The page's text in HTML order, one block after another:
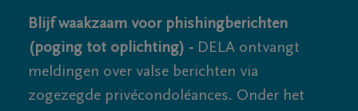
Blijf waakzaam voor phishingberichten
(poging tot oplichting) - DELA ontvangt
meldingen over valse berichten via
zogezegde privécondoléances. Onder het